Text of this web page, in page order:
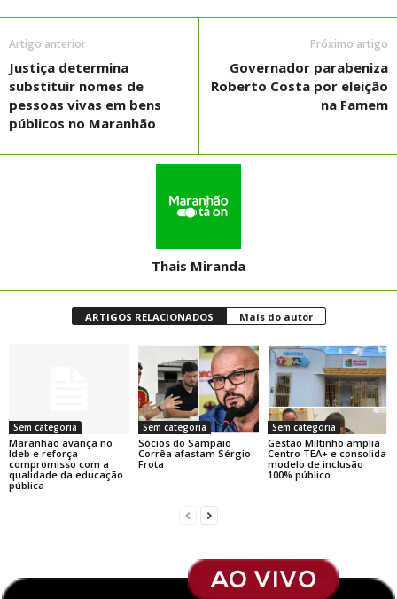
Artigo anterior
Justiça determina
substituir nomes de
pessoas vivas em bens
públicos no Maranhão
Próximo artigo
Governador parabeniza
Roberto Costa por eleição
na Famem
Thais Miranda
ARTIGOS RELACIONADOS Mais do autor
Sem categoria
Maranhão avança no
Ideb e reforça
compromisso com a
qualidade da educação
pública
Sem categoria
Sócios do Sampaio
Corrêa afastam Sérgio
Frota
Sem categoria
Gestão Miltinho amplia
Centro TEA+ e consolida
modelo de inclusão
100% público